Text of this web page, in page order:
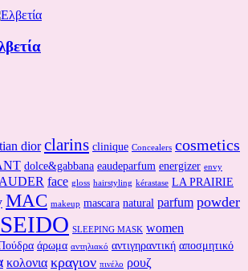
dior clarins clinique Concealers cosmetics
dolce&gabbana eaudeparfum energizer envy
face gloss hairstyling kérastase LA PRAIRIE
MAC makeup mascara natural parfum powder
SLEEPING MASK women
άρωμα αντηλιακό αντιγηραντική αποσμητικό
κολονια κραγιον πινέλο ρουζ